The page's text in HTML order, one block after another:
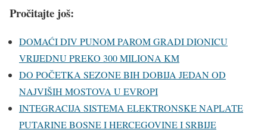
Pročitajte još:
DOMAĆI DIV PUNOM PAROM GRADI DIONICU
VRIJEDNU PREKO 300 MILIONA KM
DO POČETKA SEZONE BIH DOBIJA JEDAN OD
NAJVIŠIH MOSTOVA U EVROPI
INTEGRACIJA SISTEMA ELEKTRONSKE NAPLATE
PUTARINE BOSNE I HERCEGOVINE I SRBIJE